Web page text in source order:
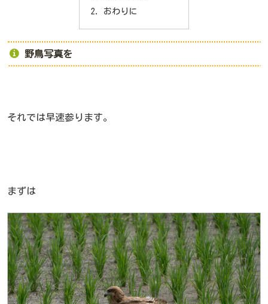
おわりに
野鳥写真を
それでは早速参ります。
まずは